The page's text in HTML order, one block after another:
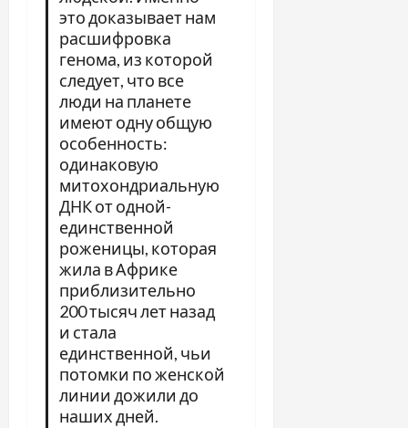
это доказывает нам
расшифровка
генома, из которой
следует, что все
люди на планете
имеют одну общую
особенность:
одинаковую
митохондриальную
ДНК от одной-
единственной
роженицы, которая
жила в Африке
приблизительно
200 тысяч лет назад
и стала
единственной, чьи
потомки по женской
линии дожили до
наших дней.